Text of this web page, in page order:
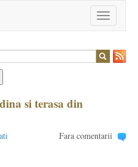
Toggle
navigation
si terasa din
Fara comentarii